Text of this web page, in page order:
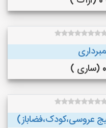
عروسی،کودک،فضاباز)